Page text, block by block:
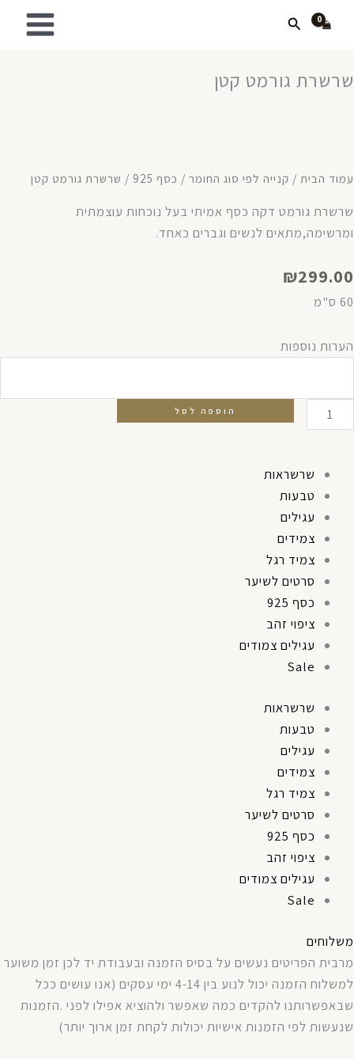
לתוכן
חיפוש
שרשרת גורמט קטן
עמוד הבית / קנייה לפי סוג החומר / כסף 925 / שרשרת גורמט קטן
שרשרת גורמט דקה כסף אמיתי בעל נוכחות עוצמתית
ומרשימה,מתאים לנשים וגברים כאחד.
₪299.00
60 ס"מ
הערות נוספות
כמות
גורמט
קטן
הוספה לסל
שרשראות
טבעות
עגילים
צמידים
צמיד רגל
סרטים לשיער
כסף 925
ציפוי זהב
עגילים צמודים
Sale
שרשראות
טבעות
עגילים
צמידים
צמיד רגל
סרטים לשיער
כסף 925
ציפוי זהב
עגילים צמודים
Sale
משלוחים
מרבית הפריטים נעשים על בסיס הזמנה ובעבודת יד לכן זמן משוער
למשלוח הזמנה יכול לנוע בין ימי עסקים (אנו עושים ככל
שבאפשרותנו להקדים כמה שאפשר ולהוציא אפילו לפני .הזמנות
שנעשות לפי הזמנות אישיות יכולות לקחת זמן ארוך יותר)